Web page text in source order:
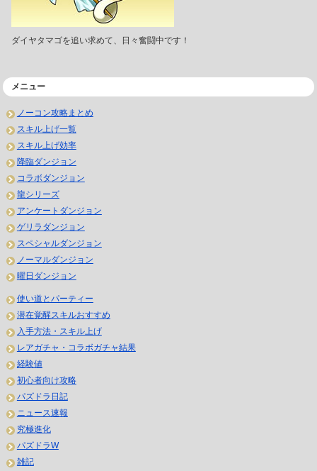
ダイヤタマゴを追い求めて、日々奮闘中です！
メニュー
ノーコン攻略まとめ
スキル上げ一覧
スキル上げ効率
降臨ダンジョン
コラボダンジョン
龍シリーズ
アンケートダンジョン
ゲリラダンジョン
スペシャルダンジョン
ノーマルダンジョン
曜日ダンジョン
使い道とパーティー
潜在覚醒スキルおすすめ
入手方法・スキル上げ
レアガチャ・コラボガチャ結果
経験値
初心者向け攻略
パズドラ日記
ニュース速報
究極進化
パズドラW
雑記